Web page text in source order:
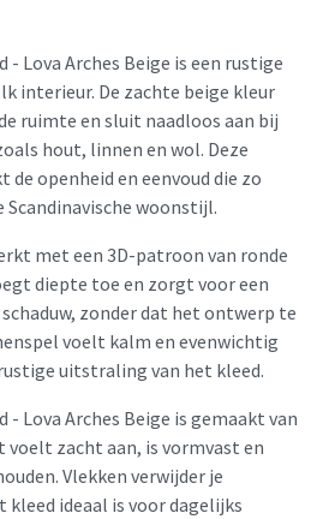
- Lova Arches Beige is een rustige
interieur. De zachte beige kleur
ruimte en sluit naadloos aan bij
hout, linnen en wol. Deze
openheid en eenvoud die zo
Scandinavische woonstijl.
met een 3D-patroon van ronde
diepte toe en zorgt voor een
zonder dat het ontwerp te
voelt kalm en evenwichtig
uitstraling van het kleed.
- Lova Arches Beige is gemaakt van
voelt zacht aan, is vormvast en
Vlekken verwijder je
kleed ideaal is voor dagelijks